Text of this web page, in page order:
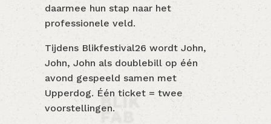
daarmee hun stap naar het
professionele veld.
Tijdens Blikfestival26 wordt John,
John, John als doublebill op één
avond gespeeld samen met
Upperdog. Één ticket = twee
voorstellingen.